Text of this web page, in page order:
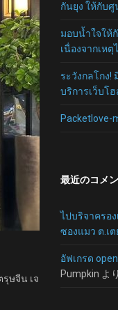
ษจีน เจ
กันยุง ให้กับ
มอบน้ำใจให้
เนื่องจากเห
ระวังกลโกง!
บริการเว็บโ
Packetlove-
最近のコメ
ไปบริจาครอ
ซองแมว ต.เ
อัฟเกรด
Pumpkin より